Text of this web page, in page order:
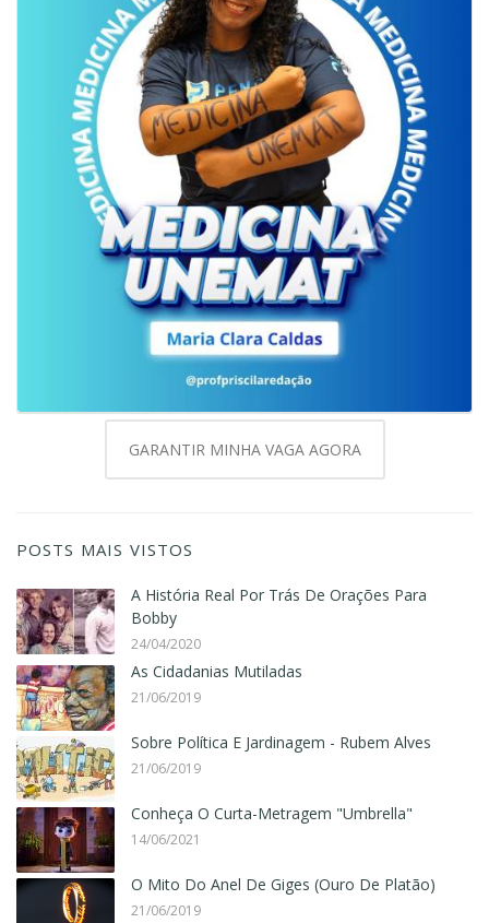
GARANTIR MINHA VAGA AGORA
POSTS MAIS VISTOS
A História Real Por Trás De Orações Para
Bobby
24/04/2020
As Cidadanias Mutiladas
21/06/2019
Sobre Política E Jardinagem - Rubem Alves
21/06/2019
Conheça O Curta-Metragem "Umbrella"
14/06/2021
O Mito Do Anel De Giges (Ouro De Platão)
21/06/2019